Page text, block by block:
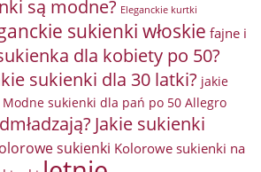
są modne? Eleganckie kurtki
sukienki włoskie fajne i
dla kobiety po 50?
sukienki dla 30 latki? jakie
sukienki dla pań po 50 Allegro
Jakie sukienki
sukienki Kolorowe sukienki na